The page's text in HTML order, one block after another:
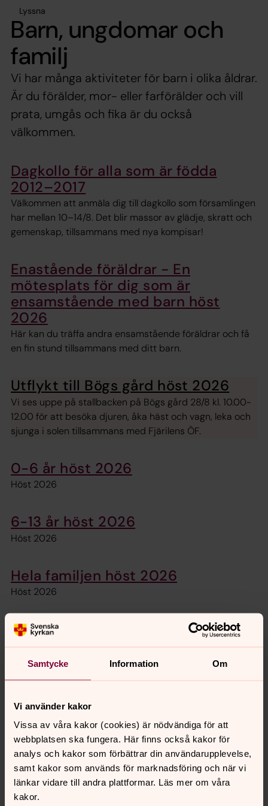
Samtycke Information Om
Vi använder kakor
Vissa av våra kakor (cookies) är nödvändiga för att
webbplatsen ska fungera. Här finns också kakor för
analys och kakor som förbättrar din användarupplevelse,
samt kakor som används för marknadsföring och när vi
länkar vidare till andra plattformar. Läs mer om våra
kakor.
Lyssna
Barn, ungdomar och
familj
Vi har många aktiviteter för barn i olika åldrar.
Är du förälder, mor- eller farförälder och vill
prata, umgås och fika är du också
välkommen.
Dagkollo för alla som är födda
2012–2017
Välkommen att anmäla dig till dagkollo som församlingen
har mellan 10–14/8. Det blir massor av glädje, skratt och
gemenskap, tillsammans med nya kompisar!
Enastående föräldrar - En
mötesplats för dig som är
ensamstående med barn höst
2026
Här kan du träffa andra ensamstående föräldrar och få
en fin stund tillsammans med ditt barn.
Utflykt till Bögs gård höst 2026
Vi ses uppe på stallbacken på Bögs gård 28/8 kl. 10.00-
12.00 för att besöka djuren, åka häst och vagn, leka och
sjunga i solen tillsammans med Fjärilens ÖF.
0-6 år höst 2026
Höst 2026
6-13 år höst 2026
Höst 2026
Hela familjen höst 2026
Höst 2026
Söndagsskola 2026
Höst 2026
Barn- och ungdomskörer
Ungdomsverksamhet höst 2026
Höst 2026
Kyrka & skola - Svenska kyrkan